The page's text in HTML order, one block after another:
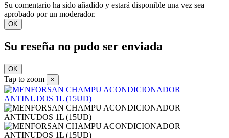
Su comentario ha sido añadido y estará disponible una vez sea
aprobado por un moderador.
OK
Su reseña no pudo ser enviada
OK
Tap to zoom ×